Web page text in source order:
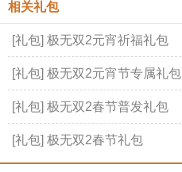
相关礼包
[礼包] 极无双2元宵祈福礼包
[礼包] 极无双2元宵节专属礼包
[礼包] 极无双2春节普发礼包
[礼包] 极无双2春节礼包